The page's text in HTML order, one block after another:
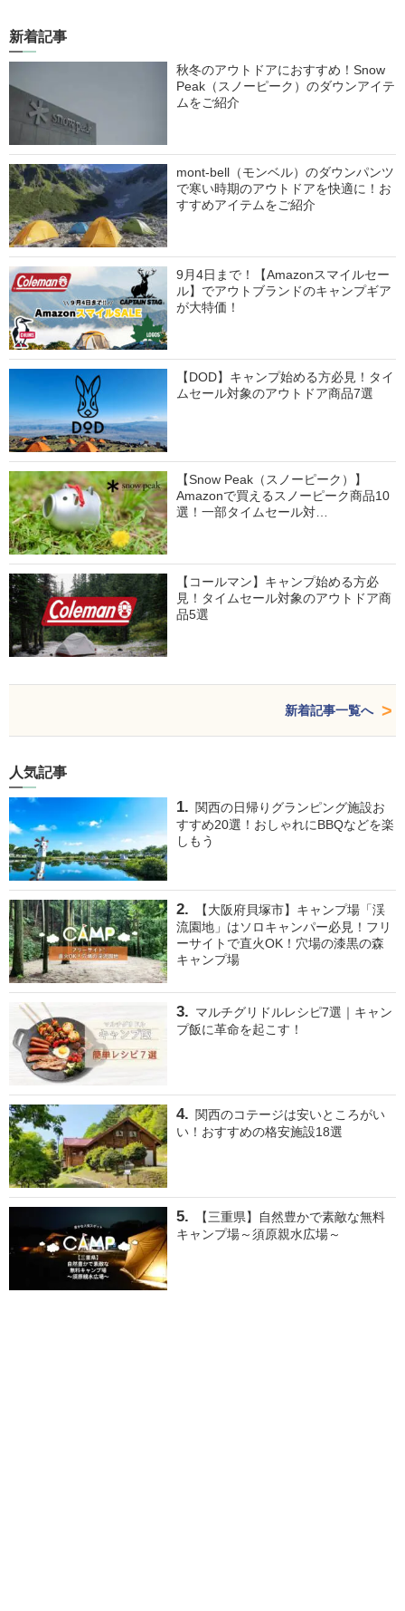
新着記事
秋冬のアウトドアにおすすめ！Snow
Peak（スノーピーク）のダウンアイテ
ムをご紹介
mont-bell（モンベル）のダウンパンツ
で寒い時期のアウトドアを快適に！お
すすめアイテムをご紹介
9月4日まで！【Amazonスマイルセー
ル】でアウトブランドのキャンプギア
が大特価！
【DOD】キャンプ始める方必見！タイ
ムセール対象のアウトドア商品7選
【Snow Peak（スノーピーク）】
Amazonで買えるスノーピーク商品10
選！一部タイムセール対…
【コールマン】キャンプ始める方必
見！タイムセール対象のアウトドア商
品5選
新着記事一覧へ
人気記事
関西の日帰りグランピング施設お
すすめ20選！おしゃれにBBQなどを楽
しもう
【大阪府貝塚市】キャンプ場「渓
流園地」はソロキャンパー必見！フリ
ーサイトで直火OK！穴場の漆黒の森
キャンプ場
マルチグリドルレシピ7選｜キャン
プ飯に革命を起こす！
関西のコテージは安いところがい
い！おすすめの格安施設18選
【三重県】自然豊かで素敵な無料
キャンプ場～須原親水広場～